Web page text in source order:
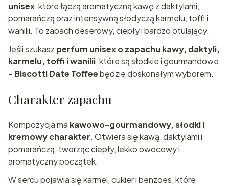
unisex, które łączą aromatyczną kawę z daktylami,
pomarańczą oraz intensywną słodyczą karmelu, toffi i
wanilii. To zapach deserowy, ciepły i bardzo otulający.
Jeśli szukasz perfum unisex o zapachu kawy, daktyli,
karmelu, toffi i wanilii, które są słodkie i gourmandowe
– Biscotti Date Toffeebędzie doskonałym wyborem.
Charakter zapachu
Kompozycja ma kawowo-gourmandowy, słodki i
kremowy charakter. Otwiera się kawą, daktylami i
pomarańczą, tworząc ciepły, lekko owocowy i
aromatyczny początek.
W sercu pojawia się karmel, cukier i benzoes, które